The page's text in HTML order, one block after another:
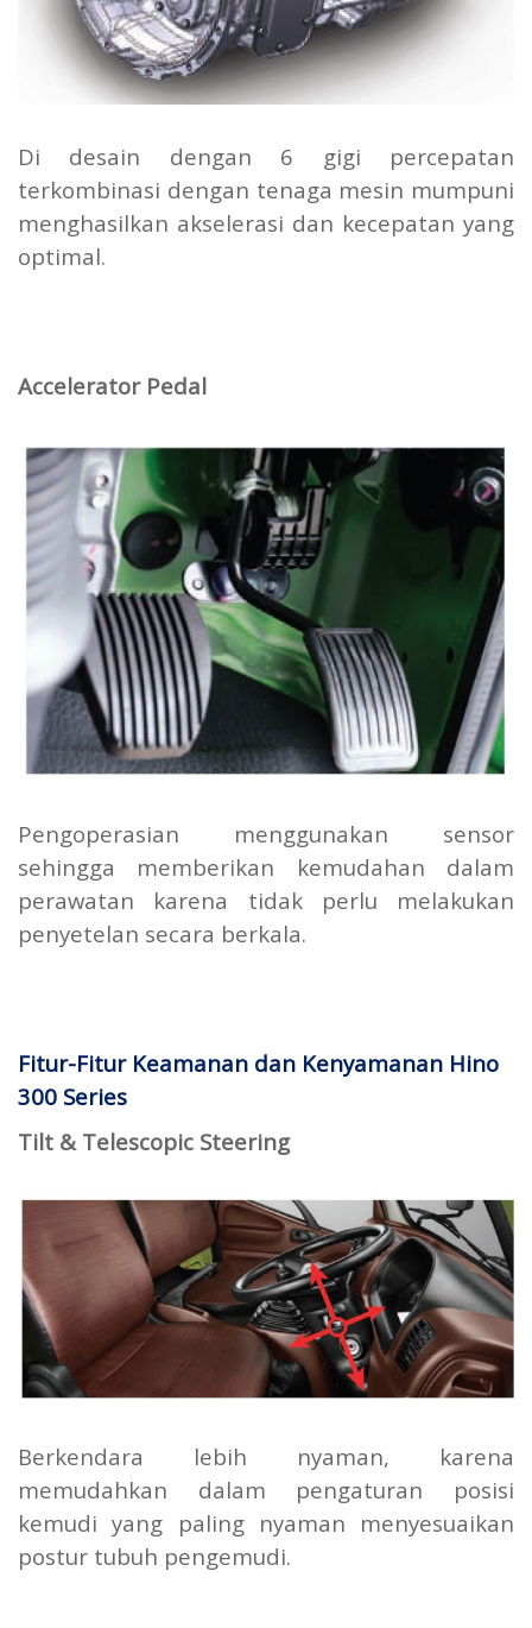
Di desain dengan 6 gigi percepatan
terkombinasi dengan tenaga mesin mumpuni
menghasilkan akselerasi dan kecepatan yang
optimal.
Accelerator Pedal
Pengoperasian menggunakan sensor
sehingga memberikan kemudahan dalam
perawatan karena tidak perlu melakukan
penyetelan secara berkala.
Fitur-Fitur Keamanan dan Kenyamanan Hino
300 Series
Tilt & Telescopic Steering
Berkendara lebih nyaman, karena
memudahkan dalam pengaturan posisi
kemudi yang paling nyaman menyesuaikan
postur tubuh pengemudi.